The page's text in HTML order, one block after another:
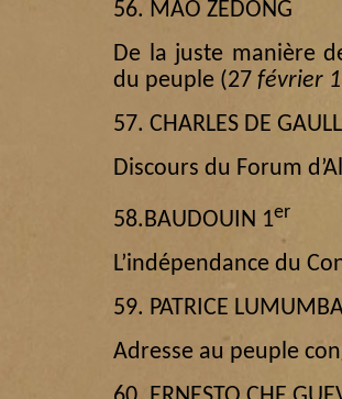
56. MAO ZEDONG
De la juste manière
du peuple (27 février
57. CHARLES DE
Discours du Forum
58.BAUDOUIN 1er
L’indépendance du
59. PATRICE
Adresse au peuple